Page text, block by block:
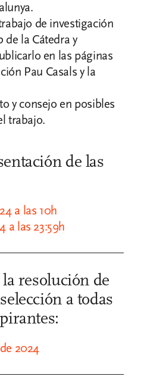
de investigación
de la Cátedra y
en las páginas
Pau Casals y la
y consejo en posibles
trabajo.
de las
a las 10h
a las 23:59h
resolución de
a todas
2024